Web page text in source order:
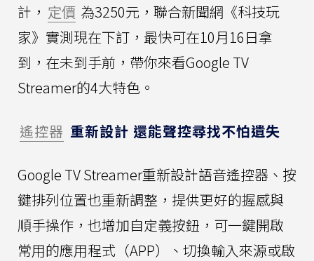
計， 定價 為3250元，聯合新聞網《科技玩
家》實測現在下訂，最快可在10月16日拿
到，在未到手前，帶你來看Google TV
Streamer的4大特色。
遙控器 重新設計 還能聲控尋找不怕遺失
Google TV Streamer重新設計語音遙控器、按
鍵排列位置也重新調整，提供更好的握感與
順手操作，也增加自定義按鈕，可一鍵開啟
常用的應用程式（APP）、切換輸入來源或啟